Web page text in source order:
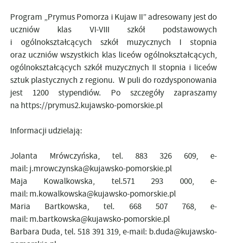
Program „Prymus Pomorza i Kujaw II”adresowany jest do
uczniów klas VI-VIII szkół podstawowych
i ogólnokształcących szkół muzycznych I stopnia
oraz uczniów wszystkich klas liceów ogólnokształcących,
ogólnokształcących szkół muzycznych II stopnia i liceów
sztuk plastycznych z regionu. W puli do rozdysponowania
jest 1200 stypendiów. Po szczegóły zapraszamy
na https://prymus2.kujawsko-pomorskie.pl
Informacji udzielają:
Jolanta Mrówczyńska, tel. 883 326 609, e-
mail: j.mrowczynska@kujawsko-pomorskie.pl
Maja Kowalkowska, tel.571 293 000, e-
mail: m.kowalkowska@kujawsko-pomorskie.pl
Maria Bartkowska, tel. 668 507 768, e-
mail: m.bartkowska@kujawsko-pomorskie.pl
Barbara Duda, tel. 518 391 319, e-mail: b.duda@kujawsko-